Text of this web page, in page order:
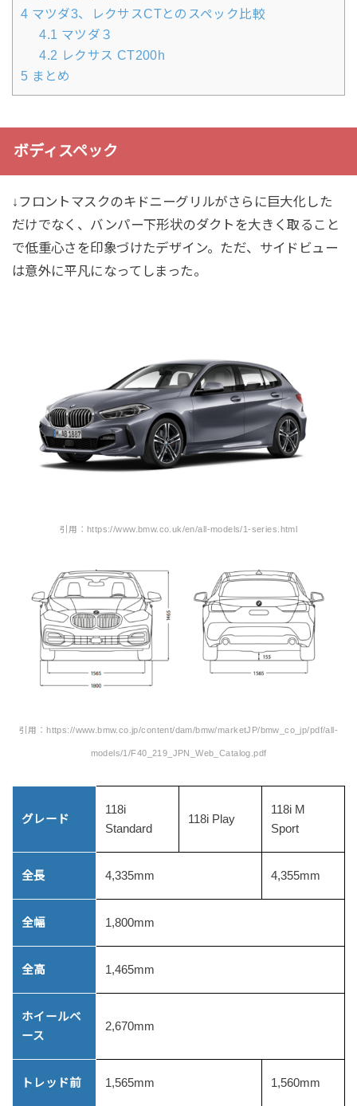
4 マツダ3、レクサスCTとのスペック比較
4.1 マツダ３
4.2 レクサス CT200h
5 まとめ
ボディスペック
↓フロントマスクのキドニーグリルがさらに巨大化した
だけでなく、バンパー下形状のダクトを大きく取ること
で低重心さを印象づけたデザイン。ただ、サイドビュー
は意外に平凡になってしまった。
引用：https://www.bmw.co.uk/en/all-models/1-series.html
引用：https://www.bmw.co.jp/content/dam/bmw/marketJP/bmw_co_jp/pdf/all-
models/1/F40_219_JPN_Web_Catalog.pdf
グレード
118i
Standard
118i Play
118i M
Sport
全長 4,335mm 4,355mm
全幅 1,800mm
全高 1,465mm
ホイールベ
ース
2,670mm
トレッド前 1,565mm 1,560mm